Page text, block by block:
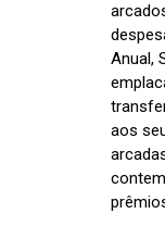
Anual,
aos